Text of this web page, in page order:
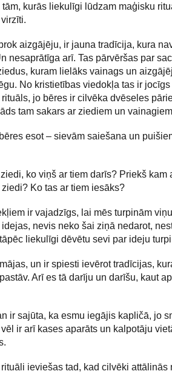
kurās liekulīgi lūdzam maģisku
aizgājēju, ir jauna tradīcija, kura
nesaprātīga arī. Tas pārvēršas par
kuram lielāks vainags un
No kristietības viedokļa tas ir jocīgs
jo bēres ir cilvēka dvēseles
tam sakars ar ziediem un
esot – sievām saiešana un
ko viņš ar tiem darīs? Priekš kam
Ko tas ar tiem iesāks?
ir vajadzīgs, lai mēs turpinām
nevis neko šai ziņā nedarot,
liekulīgi dēvētu sevi par ideju
un ir spiesti ievērot tradīcijas,
Arī es tā darīju un darīšu, kaut
ir sajūta, ka esmu iegājis kapličā, jo
ir arī kases aparāts un kalpotāju
ieviešas tad, kad cilvēki attālinās